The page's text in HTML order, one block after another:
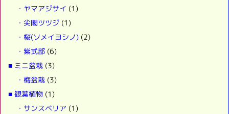
・ヤマアジサイ (1)
・尖閣ツツジ (1)
・桜(ソメイヨシノ) (2)
・紫式部 (6)
■ ミニ盆栽 (3)
・梅盆栽 (3)
■ 観葉植物 (1)
・サンスベリア (1)